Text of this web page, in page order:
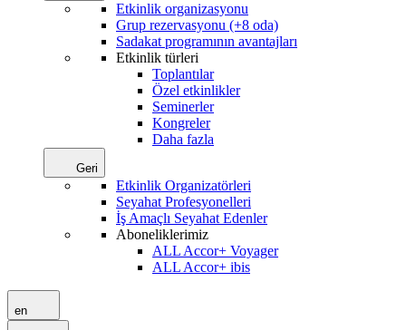
Etkinlik organizasyonu
Grup rezervasyonu (+8 oda)
Sadakat programının avantajları
Etkinlik türleri
Toplantılar
Özel etkinlikler
Seminerler
Kongreler
Daha fazla
Geri
Etkinlik Organizatörleri
Seyahat Profesyonelleri
İş Amaçlı Seyahat Edenler
Aboneliklerimiz
ALL Accor+ Voyager
ALL Accor+ ibis
en